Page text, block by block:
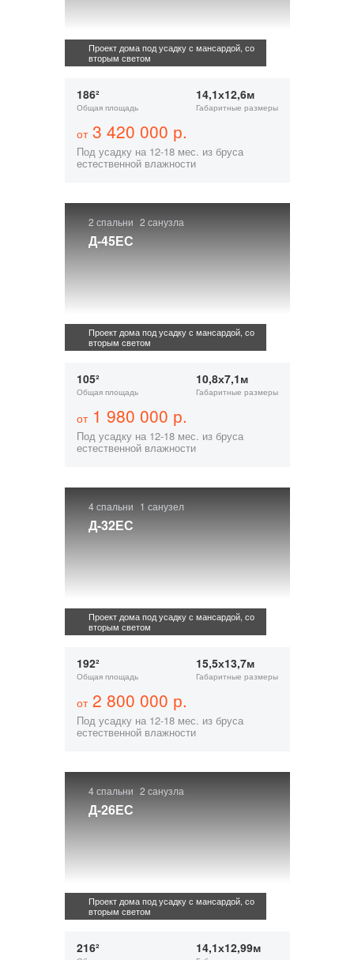
Проект дома под усадку с мансардой, со
вторым светом
186²
Общая площадь
14,1х12,6м
Габаритные размеры
от3 420 000 р.
Под усадку на 12-18 мес. из бруса
естественной влажности
2 спальни 2 санузла
Д-45ЕС
Проект дома под усадку с мансардой, со
вторым светом
105²
Общая площадь
10,8х7,1м
Габаритные размеры
от1 980 000 р.
Под усадку на 12-18 мес. из бруса
естественной влажности
4 спальни 1 санузел
Д-32ЕС
Проект дома под усадку с мансардой, со
вторым светом
192²
Общая площадь
15,5х13,7м
Габаритные размеры
от2 800 000 р.
Под усадку на 12-18 мес. из бруса
естественной влажности
4 спальни 2 санузла
Д-26ЕС
Проект дома под усадку с мансардой, со
вторым светом
216² 14,1х12,99м